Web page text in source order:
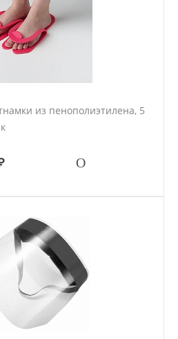
из пенополиэтилена, 5